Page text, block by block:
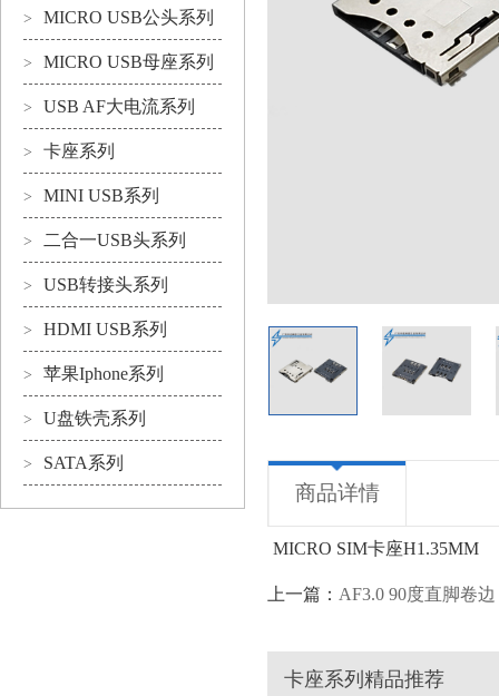
> MICRO USB公头系列
> MICRO USB母座系列
> USB AF大电流系列
> 卡座系列
> MINI USB系列
> 二合一USB头系列
> USB转接头系列
> HDMI USB系列
> 苹果Iphone系列
> U盘铁壳系列
> SATA系列
商品详情
MICRO SIM卡座H1.35MM
上一篇： AF3.0 90度直脚卷边
卡座系列精品推荐